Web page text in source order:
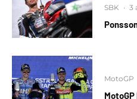
SBK · 3
MotoGP